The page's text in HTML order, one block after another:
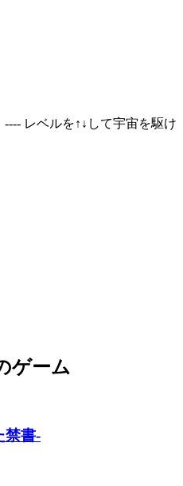
レベルを↑↓して宇宙を駆け
ゲーム
禁書-